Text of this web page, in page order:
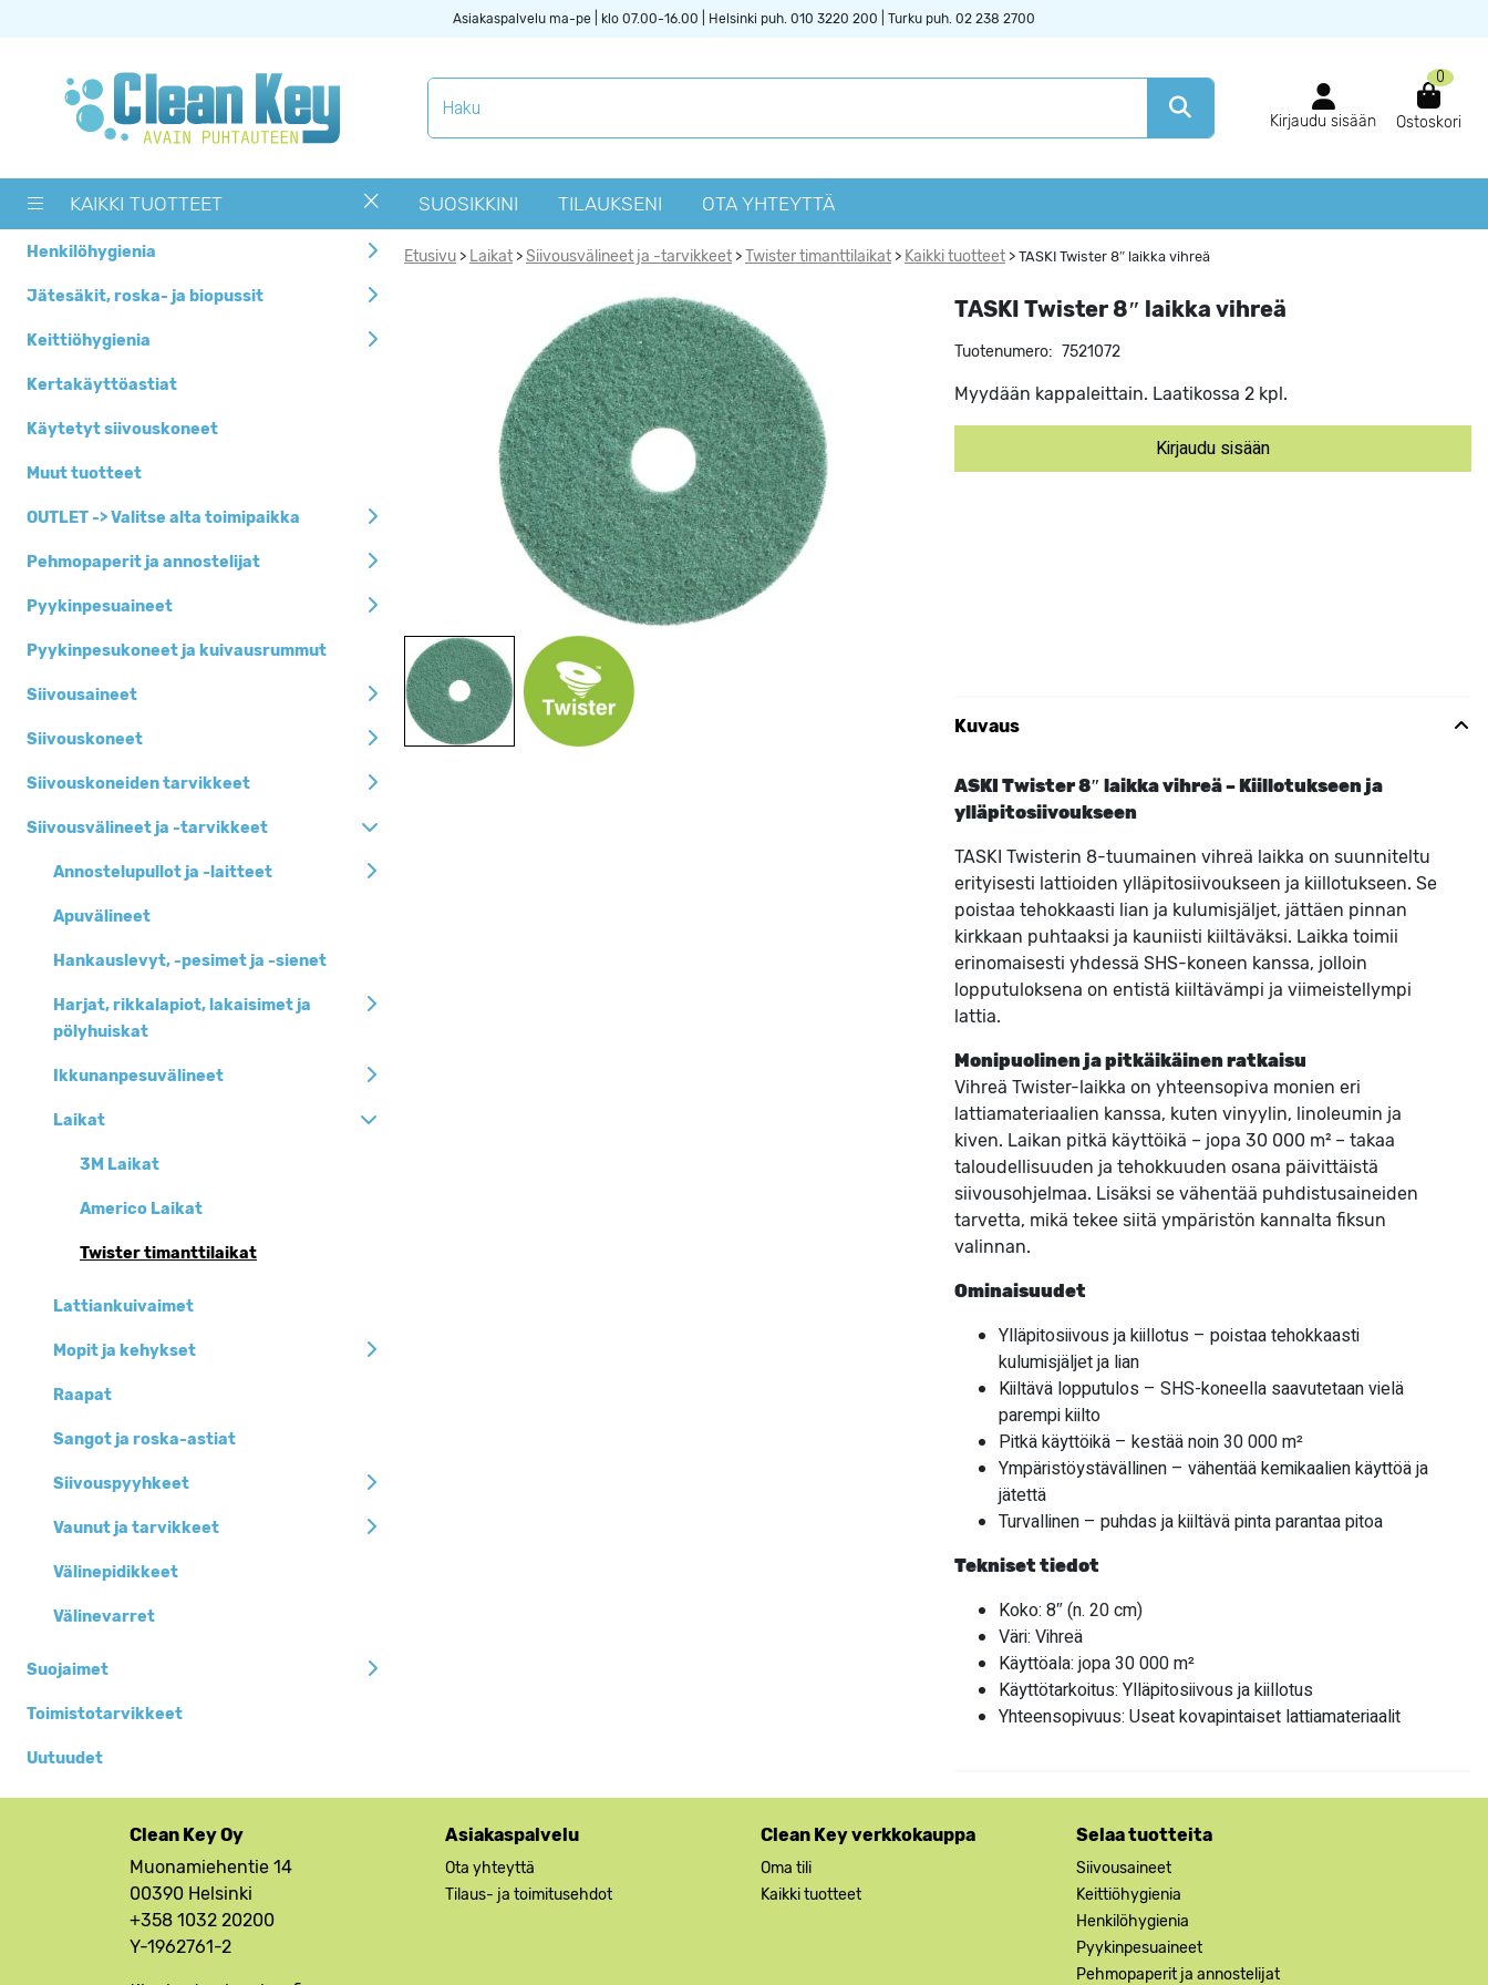
Asiakaspalvelu ma-pe | klo 07.00-16.00 | Helsinki puh. 010 3220 200 | Turku puh. 02 238 2700
Kirjaudu sisään
0
Ostoskori
KAIKKI TUOTTEET SUOSIKKINI TILAUKSENI OTA YHTEYTTÄ
Henkilöhygienia
Jätesäkit, roska- ja biopussit
Keittiöhygienia
Kertakäyttöastiat
Käytetyt siivouskoneet
Muut tuotteet
OUTLET -> Valitse alta toimipaikka
Pehmopaperit ja annostelijat
Pyykinpesuaineet
Pyykinpesukoneet ja kuivausrummut
Siivousaineet
Siivouskoneet
Siivouskoneiden tarvikkeet
Siivousvälineet ja -tarvikkeet
Annostelupullot ja -laitteet
Apuvälineet
Hankauslevyt, -pesimet ja -sienet
Harjat, rikkalapiot, lakaisimet ja
pölyhuiskat
Ikkunanpesuvälineet
Laikat
3M Laikat
Americo Laikat
Twister timanttilaikat
Lattiankuivaimet
Mopit ja kehykset
Raapat
Sangot ja roska-astiat
Siivouspyyhkeet
Vaunut ja tarvikkeet
Välinepidikkeet
Välinevarret
Suojaimet
Toimistotarvikkeet
Uutuudet
Etusivu > Laikat > Siivousvälineet ja -tarvikkeet > Twister timanttilaikat > Kaikki tuotteet > TASKI Twister 8″ laikka vihreä
TASKI Twister 8″ laikka vihreä
Tuotenumero: 7521072
Myydään kappaleittain. Laatikossa 2 kpl.
Kirjaudu sisään
Kuvaus
ASKI Twister 8″ laikka vihreä – Kiillotukseen ja
ylläpitosiivoukseen
TASKI Twisterin 8-tuumainen vihreä laikka on suunniteltu
erityisesti lattioiden ylläpitosiivoukseen ja kiillotukseen. Se
poistaa tehokkaasti lian ja kulumisjäljet, jättäen pinnan
kirkkaan puhtaaksi ja kauniisti kiiltäväksi. Laikka toimii
erinomaisesti yhdessä SHS-koneen kanssa, jolloin
lopputuloksena on entistä kiiltävämpi ja viimeistellympi
lattia.
Monipuolinen ja pitkäikäinen ratkaisu
Vihreä Twister-laikka on yhteensopiva monien eri
lattiamateriaalien kanssa, kuten vinyylin, linoleumin ja
kiven. Laikan pitkä käyttöikä – jopa 30 000 m² – takaa
taloudellisuuden ja tehokkuuden osana päivittäistä
siivousohjelmaa. Lisäksi se vähentää puhdistusaineiden
tarvetta, mikä tekee siitä ympäristön kannalta fiksun
valinnan.
Ominaisuudet
Ylläpitosiivous ja kiillotus – poistaa tehokkaasti
kulumisjäljet ja lian
Kiiltävä lopputulos – SHS-koneella saavutetaan vielä
parempi kiilto
Pitkä käyttöikä – kestää noin 30 000 m²
Ympäristöystävällinen – vähentää kemikaalien käyttöä ja
jätettä
Turvallinen – puhdas ja kiiltävä pinta parantaa pitoa
Tekniset tiedot
Koko: 8″ (n. 20 cm)
Väri: Vihreä
Käyttöala: jopa 30 000 m²
Käyttötarkoitus: Ylläpitosiivous ja kiillotus
Yhteensopivuus: Useat kovapintaiset lattiamateriaalit
Clean Key Oy
Muonamiehentie 14
00390 Helsinki
+358 1032 20200
Y-1962761-2
Asiakaspalvelu
Ota yhteyttä
Tilaus- ja toimitusehdot
Clean Key verkkokauppa
Oma tili
Kaikki tuotteet
Selaa tuotteita
Siivousaineet
Keittiöhygienia
Henkilöhygienia
Pyykinpesuaineet
Pehmopaperit ja annostelijat
Tuotekategoriat
Muut tuotteet
alta toimipaikka
Pyykinpesukoneet ja
Siivouskoneiden
tarvikkeet
Uutuudet
-tarvikkeet
Pehmopaperit ja
ja biopussit
Henkilöhygienia
Keittiöhygienia
Pyykinpesuaineet
Siivouskoneet